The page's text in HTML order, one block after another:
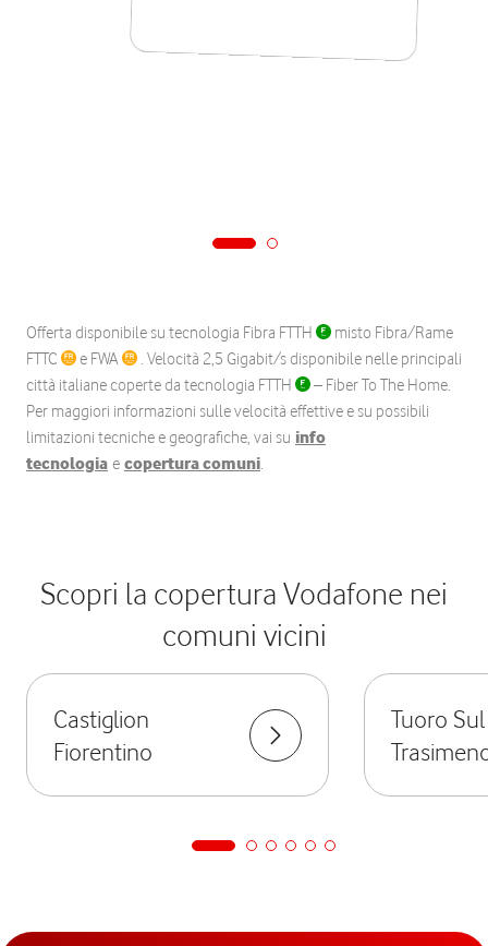
Offerta disponibile su tecnologia Fibra FTTH
misto Fibra/Rame
FTTC
e FWA
. Velocità 2,5 Gigabit/s disponibile nelle principali
città italiane coperte da tecnologia FTTH
– Fiber To The Home.
Per maggiori informazioni sulle velocità effettive e su possibili
limitazioni tecniche e geografiche, vai su info
tecnologia e copertura comuni.
Scopri la copertura Vodafone nei
comuni vicini
Castiglion
Fiorentino
Tuoro Sul